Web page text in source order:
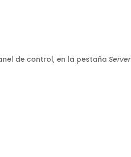
de control, en la pestaña Server